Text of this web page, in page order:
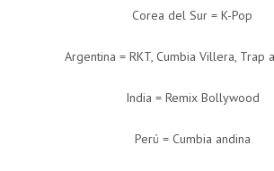
Corea del Sur = K-Pop
Argentina = RKT, Cumbia Villera, Trap
India = Remix Bollywood
Perú = Cumbia andina